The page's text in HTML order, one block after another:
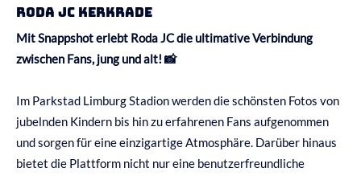
Roda JC Kerkrade
Mit Snappshot erlebt Roda JC die ultimative Verbindung
zwischen Fans, jung und alt! 📸
Im Parkstad Limburg Stadion werden die schönsten Fotos von
jubelnden Kindern bis hin zu erfahrenen Fans aufgenommen
und sorgen für eine einzigartige Atmosphäre. Darüber hinaus
bietet die Plattform nicht nur eine benutzerfreundliche